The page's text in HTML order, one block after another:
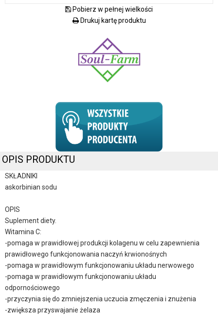
Pobierz w pełnej wielkości
Drukuj kartę produktu
OPIS PRODUKTU
SKŁADNIKI
askorbinian sodu
OPIS
Suplement diety.
Witamina C:
-pomaga w prawidłowej produkcji kolagenu w celu zapewnienia
prawidłowego funkcjonowania naczyń krwionośnych
-pomaga w prawidłowym funkcjonowaniu układu nerwowego
-pomaga w prawidłowym funkcjonowaniu układu
odpornościowego
-przyczynia się do zmniejszenia uczucia zmęczenia i znużenia
-zwiększa przyswajanie żelaza